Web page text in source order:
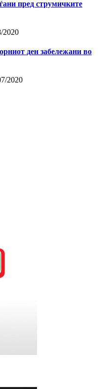
пред струмичките
2020
ден забележани во
2020